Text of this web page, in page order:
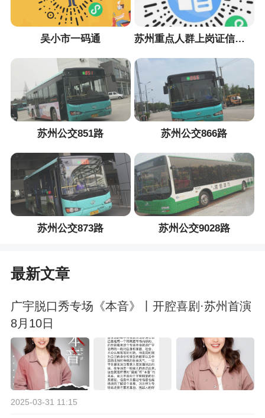
吴小市一码通 苏州重点人群上岗证信息采集小程序
苏州公交851路 苏州公交866路
苏州公交873路 苏州公交9028路
最新文章
广宇脱口秀专场《本音》丨开腔喜剧·苏州首演
8月10日
2025-03-31 11:15